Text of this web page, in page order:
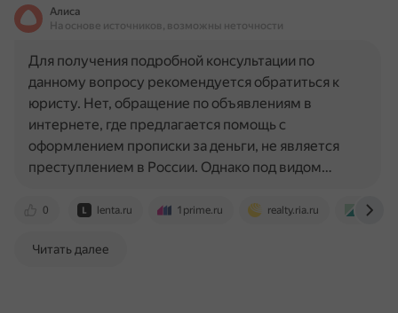
Алиса
На основе источников, возможны неточности
0 lenta.ru 1prime.ru realty.ria.ru
Для получения подробной консультации по
данному вопросу рекомендуется обратиться к
юристу. Нет, обращение по объявлениям в
интернете, где предлагается помощь с
оформлением прописки за деньги, не является
преступлением в России. Однако под видом…
Читать далее